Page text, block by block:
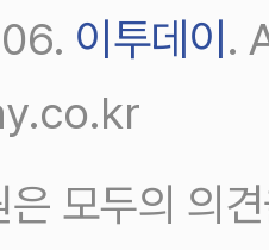
이투데이.
은 모두의 의